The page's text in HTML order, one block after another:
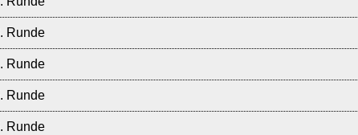
Runde
Runde
Runde
Runde